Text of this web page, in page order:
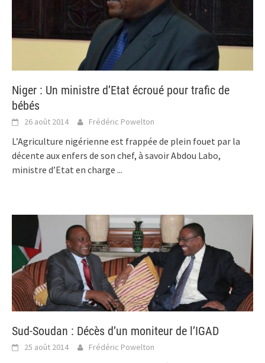
Niger : Un ministre d’Etat écroué pour trafic de
bébés
26 août 2014 Frédéric Powelton
L’Agriculture nigérienne est frappée de plein fouet par la
décente aux enfers de son chef, à savoir Abdou Labo,
ministre d’Etat en charge ...
Sud-Soudan : Décès d’un moniteur de l’IGAD
25 août 2014 Frédéric Powelton